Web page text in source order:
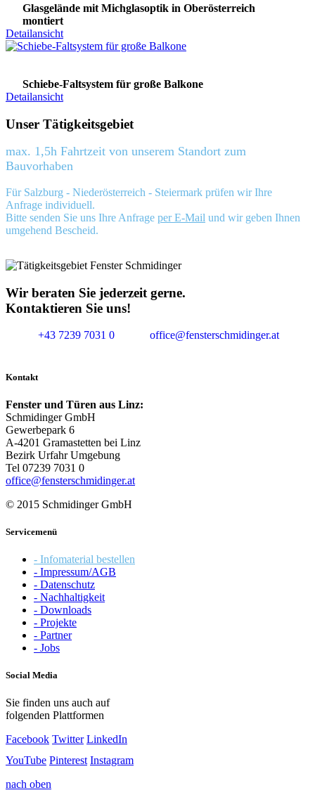
Glasgelände mit Michglasoptik in Oberösterreich
montiert
Detailansicht
Schiebe-Faltsystem für große Balkone
Detailansicht
Unser Tätigkeitsgebiet
max. 1,5h Fahrtzeit von unserem Standort zum
Bauvorhaben
Für Salzburg - Niederösterreich - Steiermark prüfen wir Ihre
Anfrage individuell.
Bitte senden Sie uns Ihre Anfrage per E-Mail und wir geben Ihnen
umgehend Bescheid.
Wir beraten Sie jederzeit gerne.
Kontaktieren Sie uns!
+43 7239 7031 0 office@fensterschmidinger.at
Kontakt
Fenster und Türen aus Linz:
Schmidinger GmbH
Gewerbepark 6
A-4201 Gramastetten bei Linz
Bezirk Urfahr Umgebung
Tel 07239 7031 0
office@fensterschmidinger.at
© 2015 Schmidinger GmbH
Servicemenü
- Infomaterial bestellen
- Impressum/AGB
- Datenschutz
- Nachhaltigkeit
- Downloads
- Projekte
- Partner
- Jobs
Social Media
Sie finden uns auch auf
folgenden Plattformen
Facebook Twitter LinkedIn
YouTube Pinterest Instagram
nach oben